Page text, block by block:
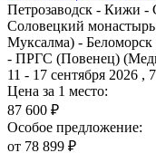
Петрозаводск - Кижи -
Соловецкий
Муксалма) -
- ПРГС (Повенец)
11 - 17 сентября 2026 ,
Цена за 1 место:
87 600 ₽
Особое предложение:
от 78 899 ₽